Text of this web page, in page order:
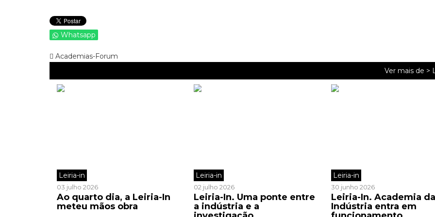
Whatsapp
Academias-Forum
Ver mais de >
Leiria-in
03 julho 2026
Ao quarto dia, a Leiria-In
meteu mãos obra
Leiria-in
02 julho 2026
Leiria-In. Uma ponte entre
a indústria e a
Leiria-in
30 junho 2026
Leiria-In. Academia da
Indústria entra em